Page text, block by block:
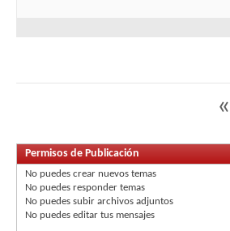
«
Permisos de Publicación
No puedes crear nuevos temas
No puedes responder temas
No puedes subir archivos adjuntos
No puedes editar tus mensajes